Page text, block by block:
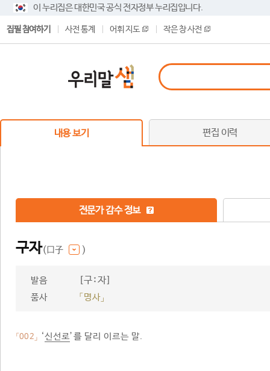
이 누리집은 대한민국 공식 전자정부 누리집입니다.
집필 참여하기 사전 통계 어휘 지도 작은 창 사전
내용 보기 편집 이력
전문가 감수 정보
구자(口子 )
발음 [구ː자]
품사 「명사」
「002」 ‘신선로’를 달리 이르는 말.